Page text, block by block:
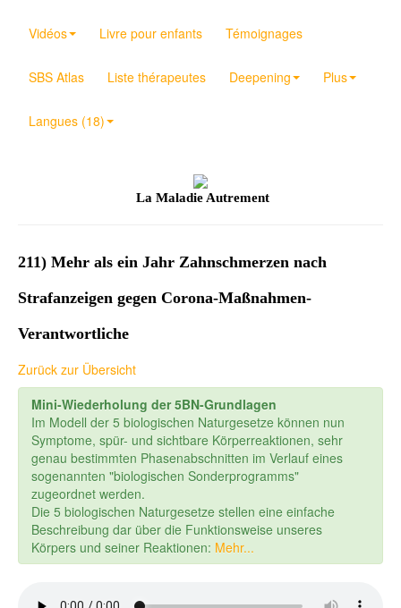
Vidéos Livre pour enfants Témoignages
SBS Atlas Liste thérapeutes Deepening Plus
Langues (18)
La Maladie Autrement
211) Mehr als ein Jahr Zahnschmerzen nach
Strafanzeigen gegen Corona-Maßnahmen-
Verantwortliche
Zurück zur Übersicht
Mini-Wiederholung der 5BN-Grundlagen
Im Modell der 5 biologischen Naturgesetze können nun
Symptome, spür- und sichtbare Körperreaktionen, sehr
genau bestimmten Phasenabschnitten im Verlauf eines
sogenannten "biologischen Sonderprogramms"
zugeordnet werden.
Die 5 biologischen Naturgesetze stellen eine einfache
Beschreibung dar über die Funktionsweise unseres
Körpers und seiner Reaktionen: Mehr...